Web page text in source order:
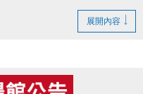
展開內容